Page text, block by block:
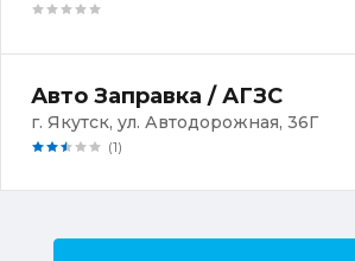
Авто Заправка / АГЗС
г. Якутск, ул. Автодорожная, 36Г
(1)